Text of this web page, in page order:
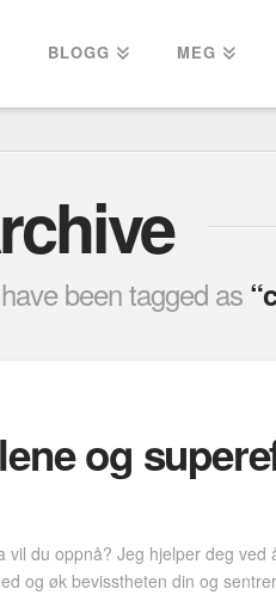
BLOGG MEG
been tagged as
og
du oppnå? Jeg hjelper deg
og øk bevisstheten din og